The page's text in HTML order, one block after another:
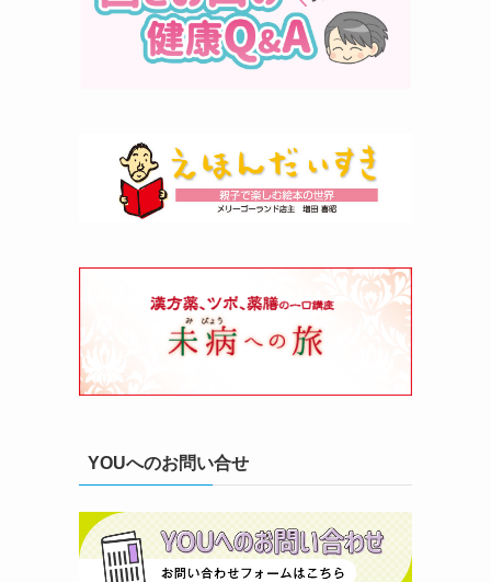
YOUへのお問い合せ